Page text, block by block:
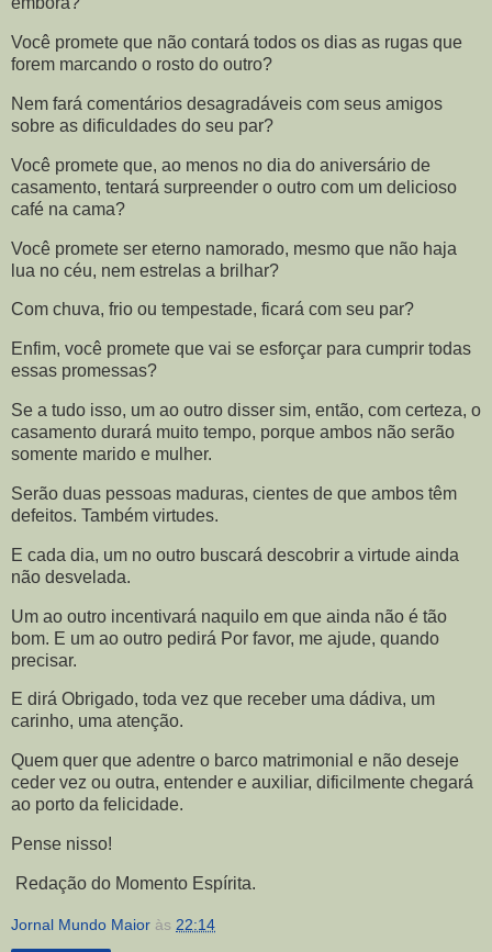
Você promete que não contará todos os dias as rugas que
forem marcando o rosto do outro?
Nem fará comentários desagradáveis com seus amigos
sobre as dificuldades do seu par?
Você promete que, ao menos no dia do aniversário de
casamento, tentará surpreender o outro com um delicioso
café na cama?
Você promete ser eterno namorado, mesmo que não haja
lua no céu, nem estrelas a brilhar?
Com chuva, frio ou tempestade, ficará com seu par?
Enfim, você promete que vai se esforçar para cumprir todas
essas promessas?
Se a tudo isso, um ao outro disser sim, então, com certeza, o
casamento durará muito tempo, porque ambos não serão
somente marido e mulher.
Serão duas pessoas maduras, cientes de que ambos têm
defeitos. Também virtudes.
E cada dia, um no outro buscará descobrir a virtude ainda
não desvelada.
Um ao outro incentivará naquilo em que ainda não é tão
bom. E um ao outro pedirá Por favor, me ajude, quando
precisar.
E dirá Obrigado, toda vez que receber uma dádiva, um
carinho, uma atenção.
Quem quer que adentre o barco matrimonial e não deseje
ceder vez ou outra, entender e auxiliar, dificilmente chegará
ao porto da felicidade.
Pense nisso!
Redação do Momento Espírita.
Jornal Mundo Maior às 22:14